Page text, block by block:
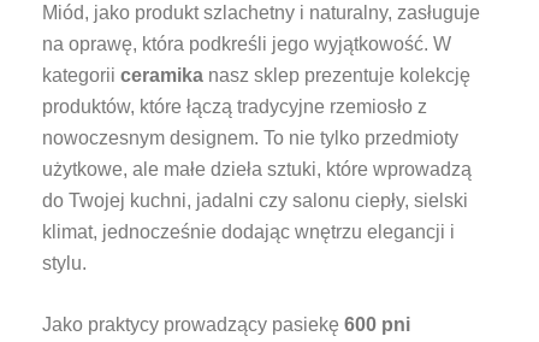
Miód, jako produkt szlachetny i naturalny, zasługuje
na oprawę, która podkreśli jego wyjątkowość. W
kategorii ceramika nasz sklep prezentuje kolekcję
produktów, które łączą tradycyjne rzemiosło z
nowoczesnym designem. To nie tylko przedmioty
użytkowe, ale małe dzieła sztuki, które wprowadzą
do Twojej kuchni, jadalni czy salonu ciepły, sielski
klimat, jednocześnie dodając wnętrzu elegancji i
stylu.
Jako praktycy prowadzący pasiekę 600 pni